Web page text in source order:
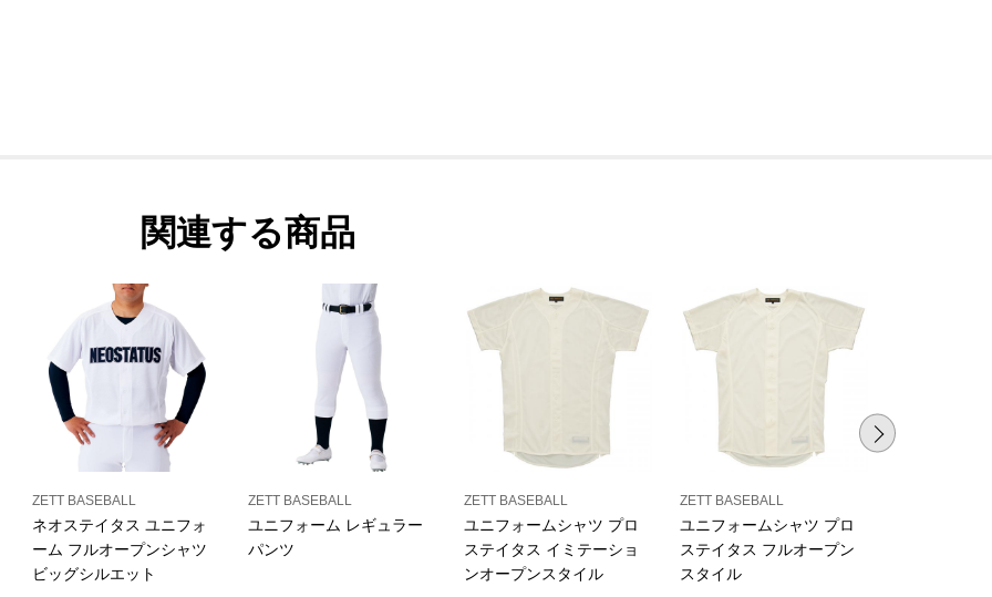
関連する商品
ZETT BASEBALL
ネオステイタス ユニフォ
ーム フルオープンシャツ
ビッグシルエット
ZETT BASEBALL
ユニフォーム レギュラー
パンツ
ZETT BASEBALL
ユニフォームシャツ プロ
ステイタス イミテーショ
ンオープンスタイル
ZETT BASEBALL
ユニフォームシャツ プロ
ステイタス フルオープン
スタイル